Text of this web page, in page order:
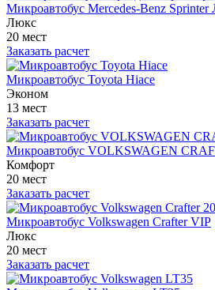
Микроавтобус Mercedes-Benz
Люкс
20 мест
Заказать расчет
Микроавтобус Toyota Hiace
Эконом
13 мест
Заказать расчет
Микроавтобус VOLKSWAGEN
Комфорт
20 мест
Заказать расчет
Микроавтобус Volkswagen Crafter VIP
Люкс
20 мест
Заказать расчет